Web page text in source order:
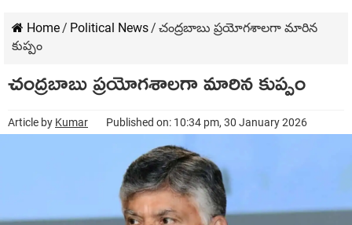
Home/ Political News/ చంద్రబాబు ప్రయోగశాలగా మారిన
కుప్పం
చంద్రబాబు ప్రయోగశాలగా మారిన కుప్పం
Article by Kumar Published on: 10:34 pm, 30 January 2026